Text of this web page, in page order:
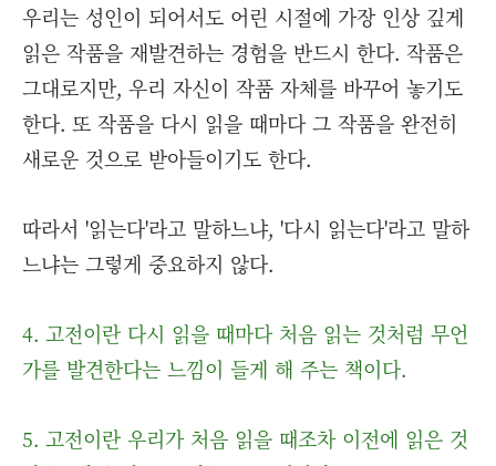
우리는 성인이 되어서도 어린 시절에 가장 인상 깊게
읽은 작품을 재발견하는 경험을 반드시 한다. 작품은
그대로지만, 우리 자신이 작품 자체를 바꾸어 놓기도
한다. 또 작품을 다시 읽을 때마다 그 작품을 완전히
새로운 것으로 받아들이기도 한다.
따라서 '읽는다'라고 말하느냐, '다시 읽는다'라고 말하
느냐는 그렇게 중요하지 않다.
4. 고전이란 다시 읽을 때마다 처음 읽는 것처럼 무언
가를 발견한다는 느낌이 들게 해 주는 책이다.
5. 고전이란 우리가 처음 읽을 때조차 이전에 읽은 것